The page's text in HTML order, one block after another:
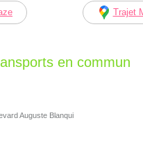
Trajet
en commun
Auguste Blanqui